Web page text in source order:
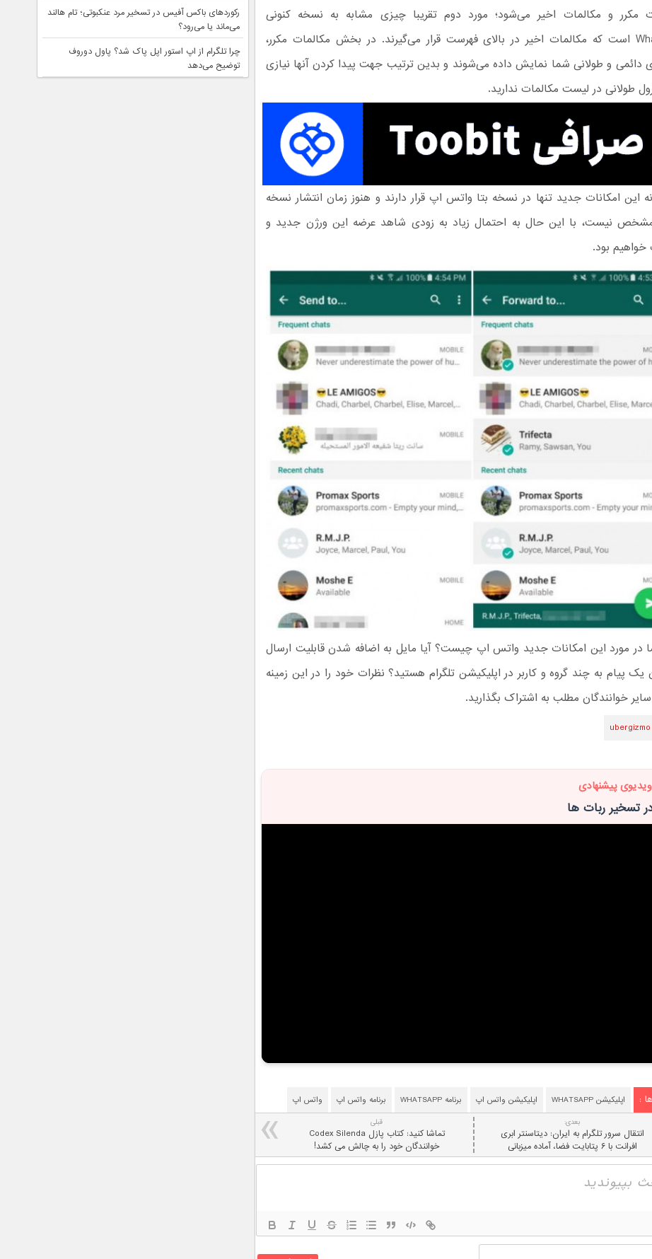
مکرر و مکالمات اخیر می‌شود؛ مورد دوم تقریبا چیزی مشابه به نسخه کنونی
WhatsApp است که مکالمات اخیر در بالای فهرست قرار می‌گیرند. در بخش مکالمات مکرر،
و طولانی شما نمایش داده می‌شوند و بدین ترتیب جهت پیدا کردن آنها نیازی
طولانی در لیست مکالمات ندارید.
این امکانات جدید تنها در نسخه بتا واتس اپ قرار دارند و هنوز زمان انتشار نسخه
نیست، با این حال به احتمال زیاد به زودی شاهد عرضه این ورژن جدید و
خواهیم بود.
در مورد این امکانات جدید واتس اپ چیست؟ آیا مایل به اضافه شدن قابلیت ارسال
یک پیام به چند گروه و کاربر در اپلیکیشن تلگرام هستید؟ نظرات خود را در این زمینه
خوانندگان مطلب به اشتراک بگذارید.
ubergizmo
ویدیوی پیشنهادی
تسخیر ربات ها
: اپلیکیشن WHATSAPP اپلیکیشن واتس اپ برنامه WHATSAPP برنامه واتس اپ واتس‌ اپ
قبلی
تماشا کنید: کتاب پازل Codex Silenda
خوانندگان خود را به چالش می کشد!
بعدی:
انتقال سرور تلگرام به ایران: دیتاسنتر ابری
افرانت با ۶ پتابایت فضا، آماده میزبانی
نام
رکوردهای باکس آفیس در تسخیر مرد عنکبوتی؛ تام هالند
می‌ماند یا می‌رود؟
چرا تلگرام از اپ استور اپل پاک شد؟ پاول دوروف
توضیح می‌دهد